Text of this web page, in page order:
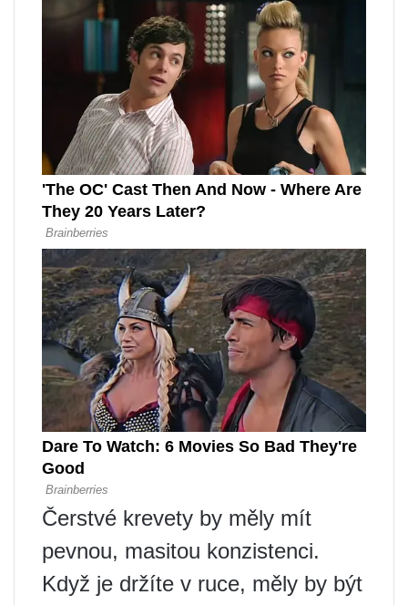
Čerstvé krevety by měly mít
pevnou, masitou konzistenci.
Když je držíte v ruce, měly by být